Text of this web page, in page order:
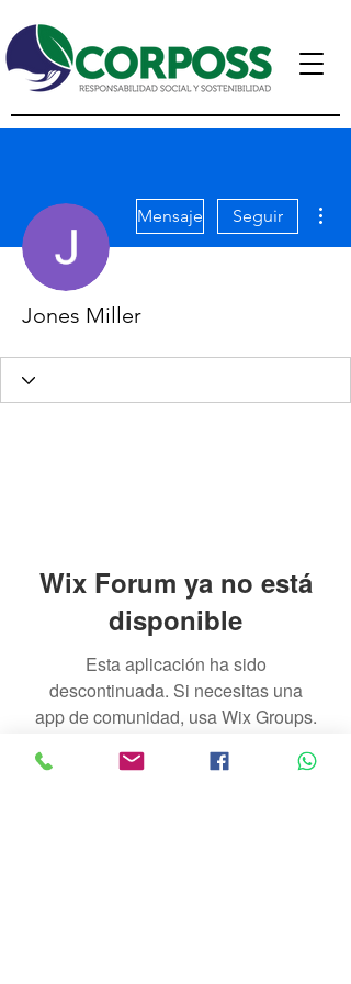
Mensaje Seguir
Jones Miller
Wix Forum ya no está
disponible
Esta aplicación ha sido
descontinuada. Si necesitas una
app de comunidad, usa Wix Groups.